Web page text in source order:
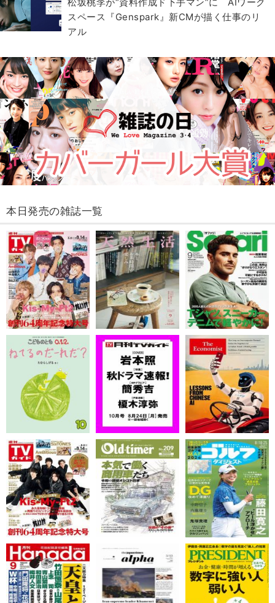
スペース『Genspark』新CMが描く仕事のリ
アル
本日発売の雑誌一覧